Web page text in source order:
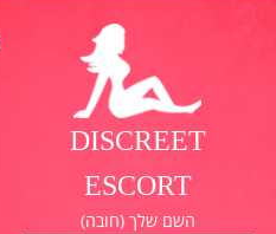
DISCREET
ESCORT
השם שלך (חובה)